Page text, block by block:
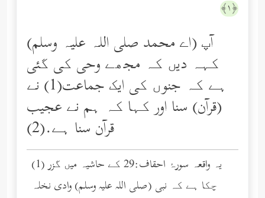
﴿١﴾
(اے محمد صلی اللہ علیہ وسلم) آپ
کہہ دیں کہ مجھے وحی کی گئی
ہے کہ جنوں کی ایک جماعت(1) نے
(قرآن) سنا اور کہا کہ ہم نے عجیب
قرآن سنا ہے.(2)
(1) یہ واقعہ سورۂ احقاف:29 کے حاشیہ میں گزر
چکا ہے کہ نبی (صلى الله عليه وسلم) وادی نخلہ